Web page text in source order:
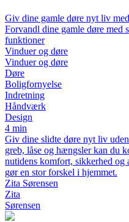
Giv dine gamle døre nyt liv
Forvandl dine gamle døre med
funktioner
Vinduer og døre
Vinduer og døre
Døre
Boligfornyelse
Indretning
Håndværk
Design
4 min
Giv dine slidte døre nyt liv
greb, låse og hængsler kan du
nutidens komfort, sikkerhed
gør en stor forskel i hjemmet.
Zita Sørensen
Zita
Sørensen